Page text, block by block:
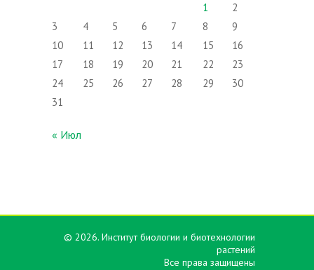
1
2
3
4 5 6 7 8
9
10
11 12 13 14 15
16
17
18 19 20 21 22
23
24
25 26 27 28 29
30
31
« Июл
© 2026. Институт биологии и биотехнологии
растений
Все права защищены